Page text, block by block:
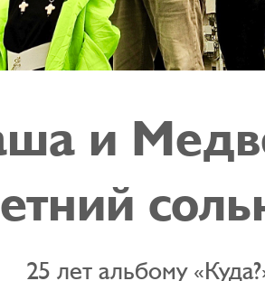
и
25 лет альбому